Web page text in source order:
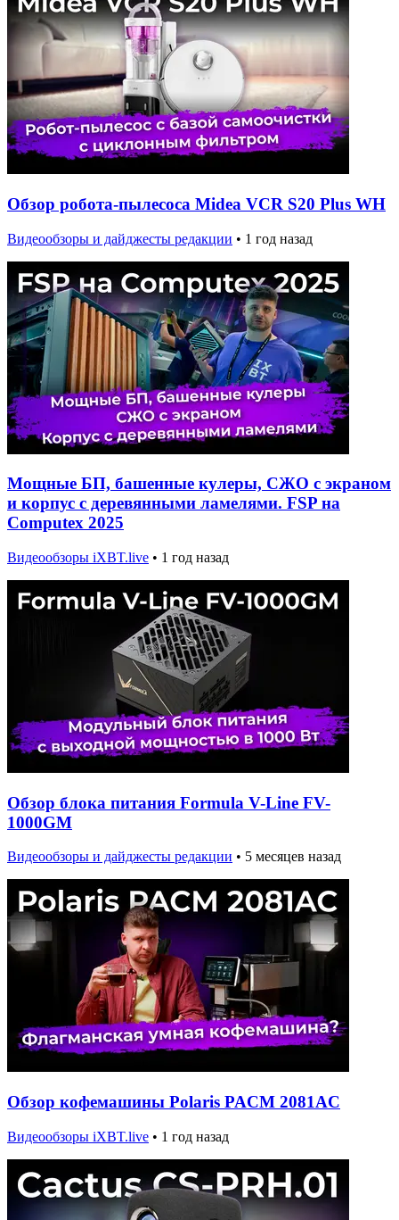
Обзор робота-пылесоса Midea VCR S20 Plus WH
Видеообзоры и дайджесты редакции • 1 год назад
Мощные БП, башенные кулеры, СЖО с экраном
и корпус с деревянными ламелями. FSP на
Computex 2025
Видеообзоры iXBT.live • 1 год назад
Обзор блока питания Formula V-Line FV-
1000GM
Видеообзоры и дайджесты редакции • 5 месяцев назад
Обзор кофемашины Polaris PACM 2081AC
Видеообзоры iXBT.live • 1 год назад